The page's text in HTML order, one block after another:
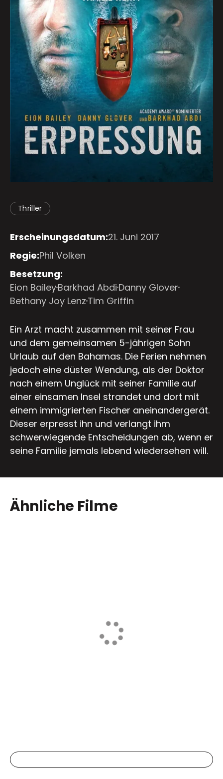
Thriller
Erscheinungsdatum:21. Juni 2017
Regie:Phil Volken
Besetzung:
Eion BaileyBarkhad Abdi Danny Glover
Bethany Joy Lenz Tim Griffin
Ein Arzt macht zusammen mit seiner Frau
und dem gemeinsamen 5-jährigen Sohn
Urlaub auf den Bahamas. Die Ferien nehmen
jedoch eine düster Wendung, als der Doktor
nach einem Unglück mit seiner Familie auf
einer einsamen Insel strandet und dort mit
einem immigrierten Fischer aneinandergerät.
Dieser erpresst ihn und verlangt ihm
schwerwiegende Entscheidungen ab, wenn er
seine Familie jemals lebend wiedersehen will.
Ähnliche Filme